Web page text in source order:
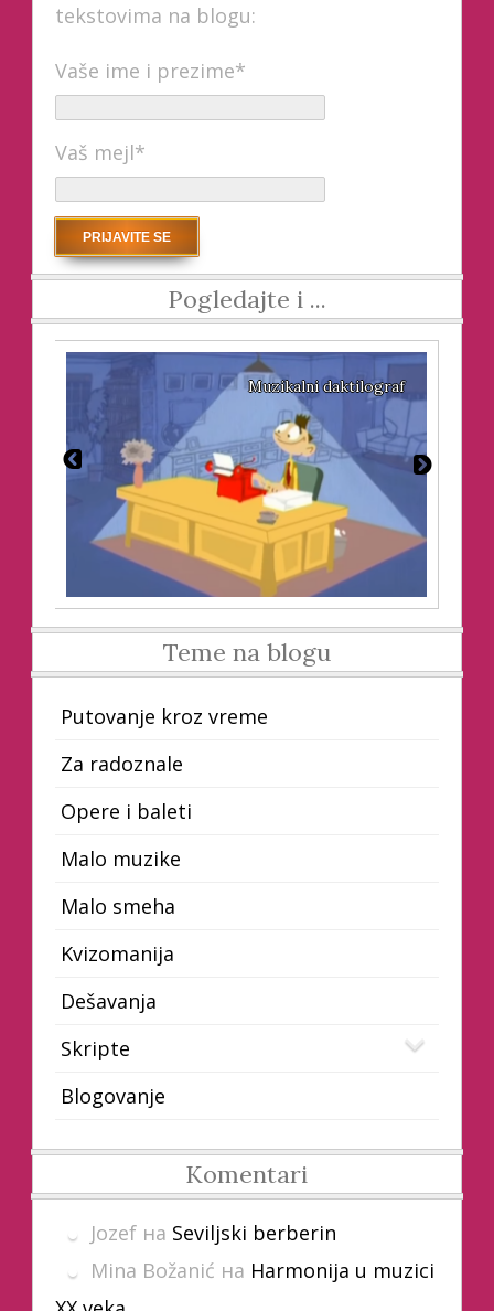
tekstovima na blogu:
Vaše ime i prezime*
Vaš mejl*
Pogledajte i ...
Muzikalni daktilograf
Teme na blogu
Putovanje kroz vreme
Za radoznale
Opere i baleti
Malo muzike
Malo smeha
Kvizomanija
Dešavanja
Skripte
Blogovanje
Komentari
Jozefна Seviljski berberin
Mina Božanić на Harmonija u muzici